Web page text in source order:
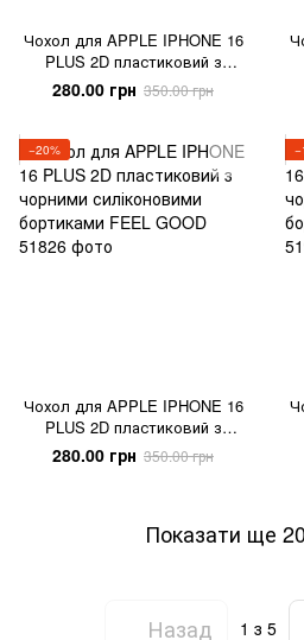
Чохол для APPLE IPHONE 16
PLUS 2D пластиковий з
чорними силіконовими
бортиками TSUNAMI
280.00 грн 350.00 грн
−20%
Чохол для APPLE IPHONE 16
PLUS 2D пластиковий з
чорними силіконовими
бортиками FEEL GOOD
280.00 грн 350.00 грн
Показати ще
Назад 1 з 5